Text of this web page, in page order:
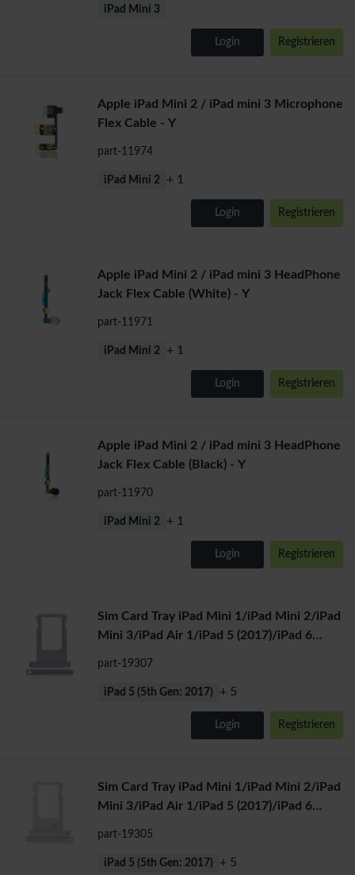
iPad Mini 3
Login Registrieren
Apple iPad Mini 2 / iPad mini 3 Microphone
Flex Cable - Y
part-11974
iPad Mini 2 + 1
Login Registrieren
Apple iPad Mini 2 / iPad mini 3 HeadPhone
Jack Flex Cable (White) - Y
part-11971
iPad Mini 2 + 1
Login Registrieren
Apple iPad Mini 2 / iPad mini 3 HeadPhone
Jack Flex Cable (Black) - Y
part-11970
iPad Mini 2 + 1
Login Registrieren
Sim Card Tray iPad Mini 1/iPad Mini 2/iPad
Mini 3/iPad Air 1/iPad 5 (2017)/iPad 6
part-19307
iPad 5 (5th Gen: 2017) + 5
Login Registrieren
Sim Card Tray iPad Mini 1/iPad Mini 2/iPad
Mini 3/iPad Air 1/iPad 5 (2017)/iPad 6
part-19305
iPad 5 (5th Gen: 2017) + 5